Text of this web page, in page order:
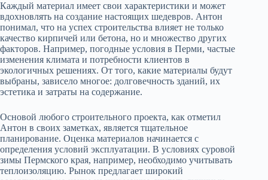
Каждый материал имеет свои характеристики и может
вдохновлять на создание настоящих шедевров. Антон
понимал, что на успех строительства влияет не только
качество кирпичей или бетона, но и множество других
факторов. Например, погодные условия в Перми, частые
изменения климата и потребности клиентов в
экологичных решениях. От того, какие материалы будут
выбраны, зависело многое: долговечность зданий, их
эстетика и затраты на содержание.
Основой любого строительного проекта, как отметил
Антон в своих заметках, является тщательное
планирование. Оценка материалов начинается с
определения условий эксплуатации. В условиях суровой
зимы Пермского края, например, необходимо учитывать
теплоизоляцию. Рынок предлагает широкий